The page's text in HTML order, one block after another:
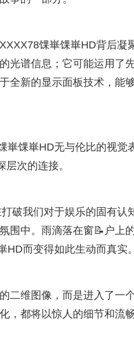
馃崋馃崋HD背后凝
光谱信息；它可能运用了
全新的显示面板技术，能
馃崋HD无与伦比的视觉
次的连接。
破我们对于娱乐的固有认
围中。雨滴落在窗📝户上
而变得如此生动而真实。
二维图像，而是进入了一
，都将以惊人的细节和流